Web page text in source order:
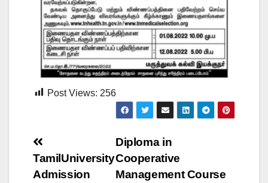
Post Views: 256
Diploma in
Cooperative
Management Course
TamilUniversity
Admission